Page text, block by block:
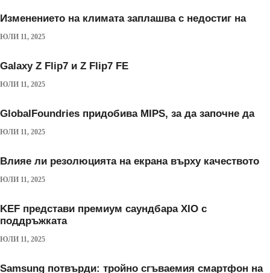
Изменението на климата заплашва с недостиг на
ЮЛИ 11, 2025
Galaxy Z Flip7 и Z Flip7 FE
ЮЛИ 11, 2025
GlobalFoundries придобива MIPS, за да започне да
ЮЛИ 11, 2025
Влияе ли резолюцията на екрана върху качеството
ЮЛИ 11, 2025
KEF представи премиум саундбара XIO с
поддръжката
ЮЛИ 11, 2025
Samsung потвърди: тройно сгъваемия смартфон на